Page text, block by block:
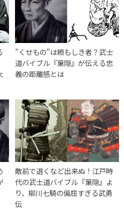
”くせもの”は頼もしき者？武士
道バイブル『葉隠』が伝える忠
義の距離感とは
敵前で退くなど出来ぬ！江戸時
代の武士道バイブル『葉隠』よ
り、柳川七騎の偏屈すぎる武勇
伝